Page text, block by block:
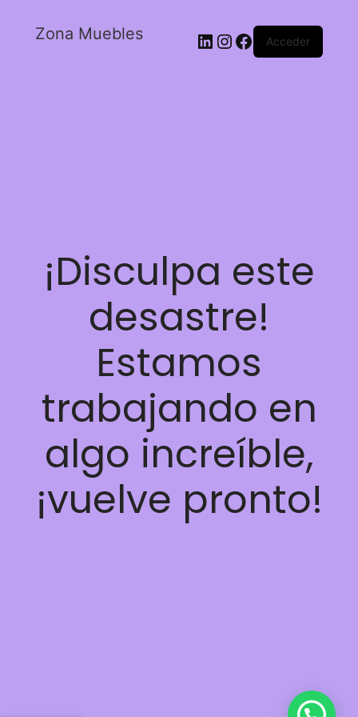
Zona Muebles Acceder
¡Disculpa este
desastre!
Estamos
trabajando en
algo increíble,
¡vuelve pronto!